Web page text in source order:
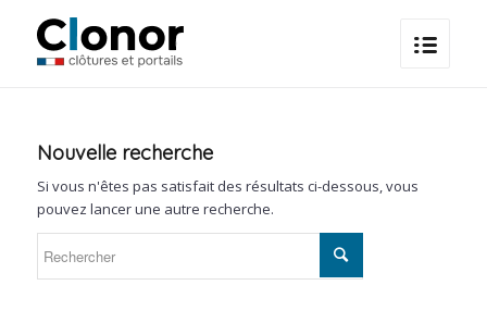
Nouvelle recherche
Si vous n'êtes pas satisfait des résultats ci-dessous, vous
pouvez lancer une autre recherche.